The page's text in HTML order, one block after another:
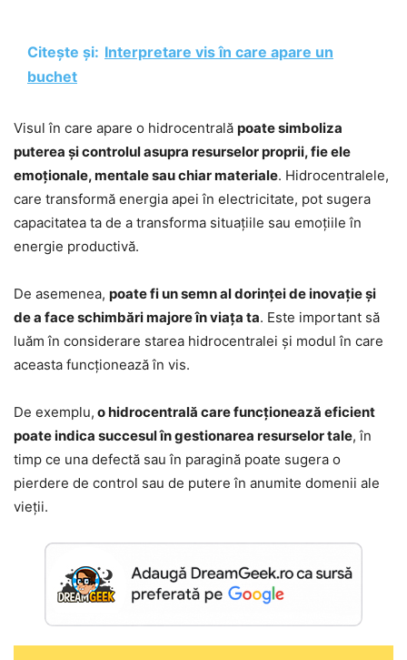
Citește și: Interpretare vis în care apare un
buchet
Visul în care apare o hidrocentrală poate simboliza
puterea și controlul asupra resurselor proprii, fie ele
emoționale, mentale sau chiar materiale. Hidrocentralele,
care transformă energia apei în electricitate, pot sugera
capacitatea ta de a transforma situațiile sau emoțiile în
energie productivă.
De asemenea, poate fi un semn al dorinței de inovație și
de a face schimbări majore în viața ta. Este important să
luăm în considerare starea hidrocentralei și modul în care
aceasta funcționează în vis.
De exemplu, o hidrocentrală care funcționează eficient
poate indica succesul în gestionarea resurselor tale, în
timp ce una defectă sau în paragină poate sugera o
pierdere de control sau de putere în anumite domenii ale
vieții.